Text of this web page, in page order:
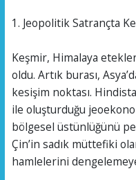
1. Jeopolitik Satrançta
Keşmir, Himalaya
oldu. Artık burası,
kesişim noktası.
ile oluşturduğu
bölgesel üstünlüğünü
Çin’in sadık müttefiki
hamlelerini dengelemeye